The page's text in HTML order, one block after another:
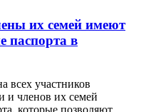
их семей имеют
паспорта в
всех участников
и членов их семей
которые позволяют